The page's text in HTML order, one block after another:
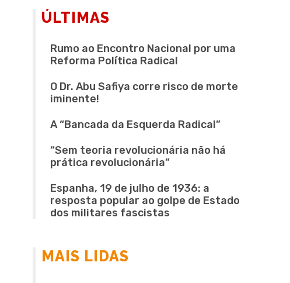
ÚLTIMAS
Rumo ao Encontro Nacional por uma
Reforma Política Radical
O Dr. Abu Safiya corre risco de morte
iminente!
A “Bancada da Esquerda Radical”
“Sem teoria revolucionária não há
prática revolucionária”
Espanha, 19 de julho de 1936: a
resposta popular ao golpe de Estado
dos militares fascistas
MAIS LIDAS